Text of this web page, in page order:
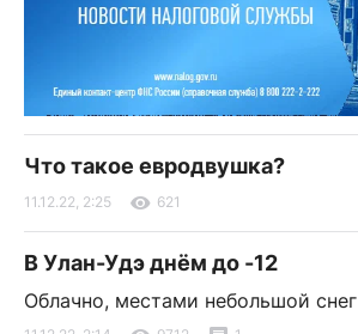
Что такое евродвушка?
11.12.22, 2:25 621
В Улан-Удэ днём до -12
Облачно, местами небольшой снег